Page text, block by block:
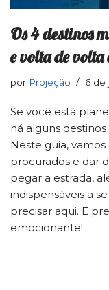
Os 4 destinos
e volta de volta
por Projeção 6 de
Se você está
há alguns
Neste guia,
procurados e dar
pegar a estrada,
indispensáveis a
precisar aqui. E
emocionante!